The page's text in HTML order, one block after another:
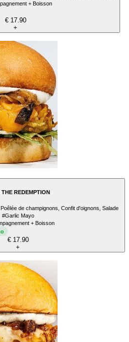
+ Boisson
€ 17.90
+
REDEMPTION
de champignons, Confit d'oignons, Salade
#Garlic Mayo
+ Boisson
€ 17.90
+